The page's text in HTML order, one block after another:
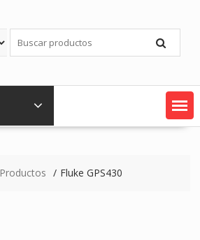
Productos Fluke GPS430